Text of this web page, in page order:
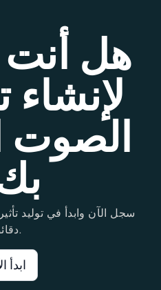
هل
لإنشاء
الصوت
سجل الآن وابدأ في توليد
دقائق.
ابدأ